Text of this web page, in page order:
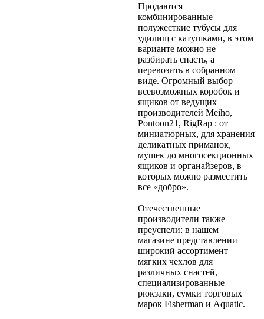
Продаются
комбинированные
полужесткие тубусы для
удилищ с катушками, в этом
варианте можно не
разбирать снасть, а
перевозить в собранном
виде. Огромный выбор
всевозможных коробок и
ящиков от ведущих
производителей Meiho,
Pontoon21, RigRap : от
миниатюрных, для хранения
деликатных приманок,
мушек до многосекционных
ящиков и органайзеров, в
которых можно разместить
все «добро».
Отечественные
производители также
преуспели: в нашем
магазине представлении
широкий ассортимент
мягких чехлов для
различных снастей,
специализированные
рюкзаки, сумки торговых
марок Fisherman и Aquatic.